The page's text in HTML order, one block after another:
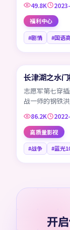
49.8K
福利中心
#剧情 #国语
CN
长津湖之水
志愿军第七穿
战一师的钢铁
86.2K
高质量影视
#战争 #蓝光
开